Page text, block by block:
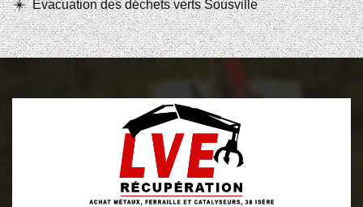
Evacuation des déchets verts Sousville